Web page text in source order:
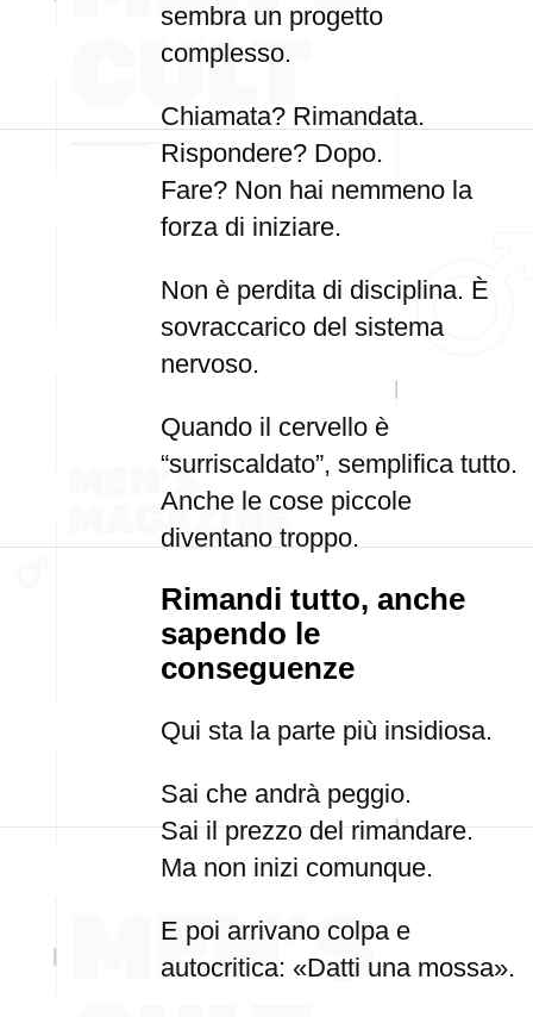
sembra un progetto
complesso.
Chiamata? Rimandata.
Rispondere? Dopo.
Fare? Non hai nemmeno la
forza di iniziare.
Non è perdita di disciplina. È
sovraccarico del sistema
nervoso.
Quando il cervello è
“surriscaldato”, semplifica tutto.
Anche le cose piccole
diventano troppo.
Rimandi tutto, anche
sapendo le
conseguenze
Qui sta la parte più insidiosa.
Sai che andrà peggio.
Sai il prezzo del rimandare.
Ma non inizi comunque.
E poi arrivano colpa e
autocritica: «Datti una mossa».